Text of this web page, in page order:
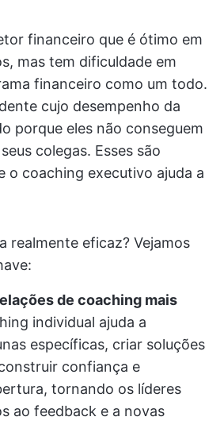
financeiro que é ótimo em
mas tem dificuldade em
financeiro como um todo.
cujo desempenho da
porque eles não conseguem
colegas. Esses são
o coaching executivo ajuda a
realmente eficaz? Vejamos
de coaching mais
individual ajuda a
específicas, criar soluções
confiança e
tornando os líderes
ao feedback e a novas